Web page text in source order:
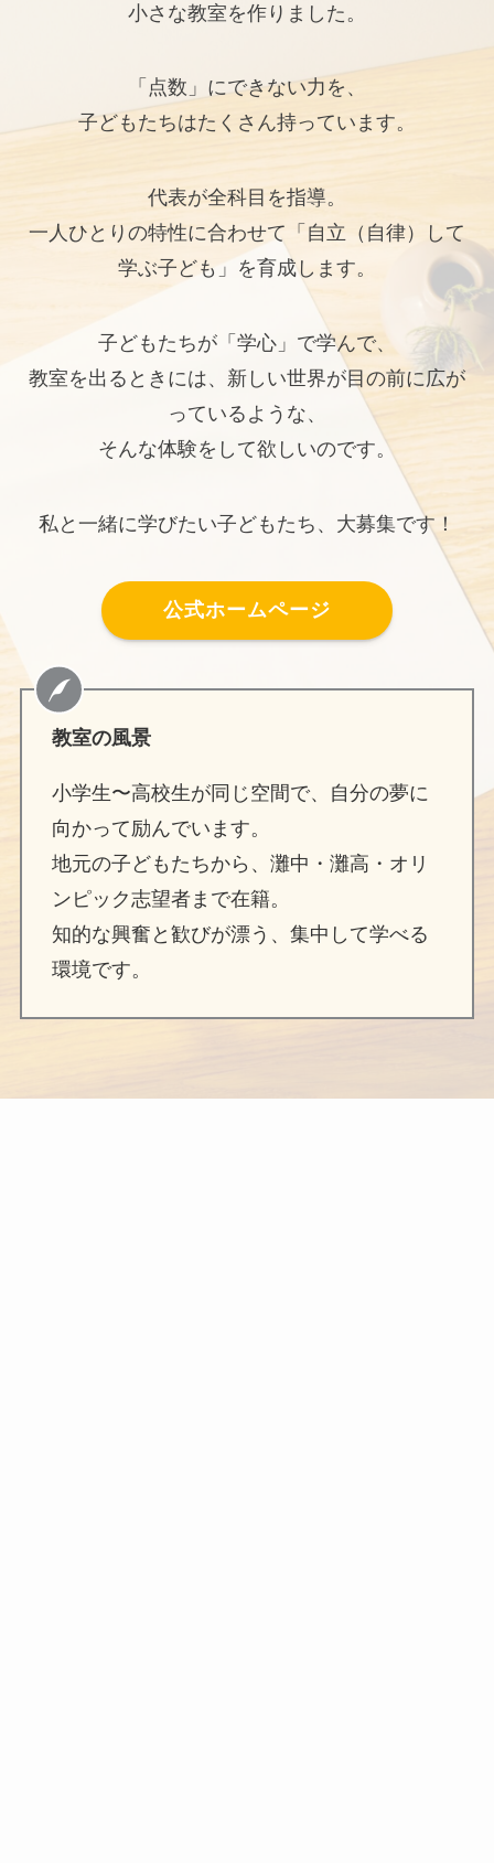
小さな教室を作りました。
「点数」にできない力を、
子どもたちはたくさん持っています。
代表が全科目を指導。
一人ひとりの特性に合わせて「自立（自律）して
学ぶ子ども」を育成します。
子どもたちが「学心」で学んで、
教室を出るときには、新しい世界が目の前に広が
っているような、
そんな体験をして欲しいのです。
私と一緒に学びたい子どもたち、大募集です！
公式ホームページ
教室の風景
小学生〜高校生が同じ空間で、自分の夢に
向かって励んでいます。
地元の子どもたちから、灘中・灘高・オリ
ンピック志望者まで在籍。
知的な興奮と歓びが漂う、集中して学べる
環境です。